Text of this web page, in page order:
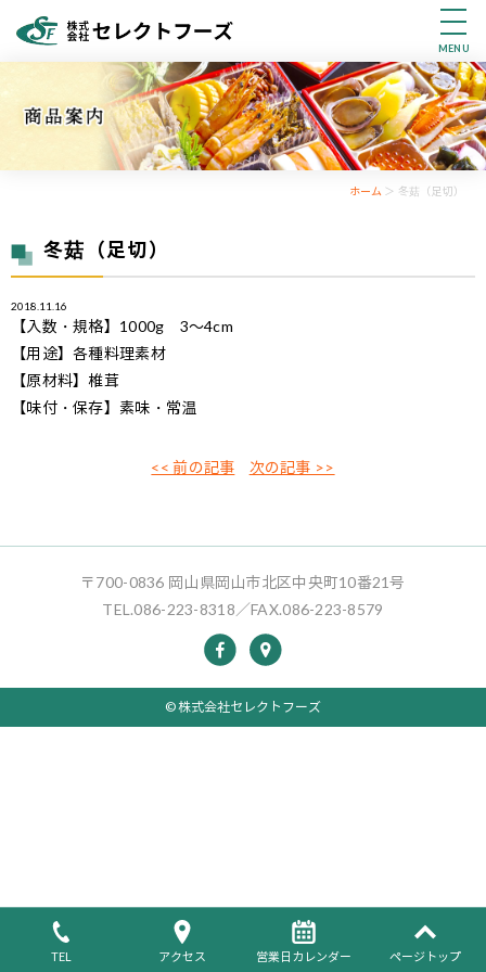
MENU
ホーム ＞ 冬菇（足切）
冬菇（足切）
2018.11.16
【入数・規格】1000g 3～4cm
【用途】各種料理素材
【原材料】椎茸
【味付・保存】素味・常温
<< 前の記事 次の記事 >>
TEL アクセス 営業日カレンダー ページトップ
〒700-0836 岡山県岡山市北区中央町10番21号
TEL.086-223-8318／FAX.086-223-8579
© 株式会社セレクトフーズ